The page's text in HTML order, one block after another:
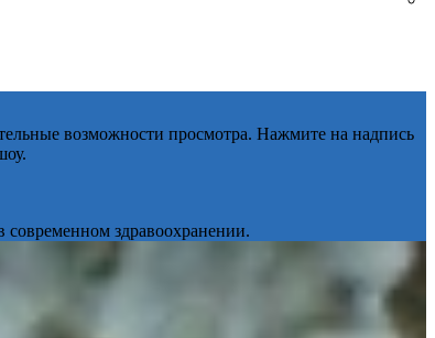
возможности просмотра. Нажмите на надпись
здравоохранении.